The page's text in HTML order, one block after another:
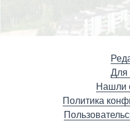
Нашли
Политика